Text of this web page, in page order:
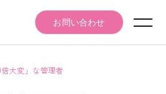
お問い合わせ
大変」な管理者